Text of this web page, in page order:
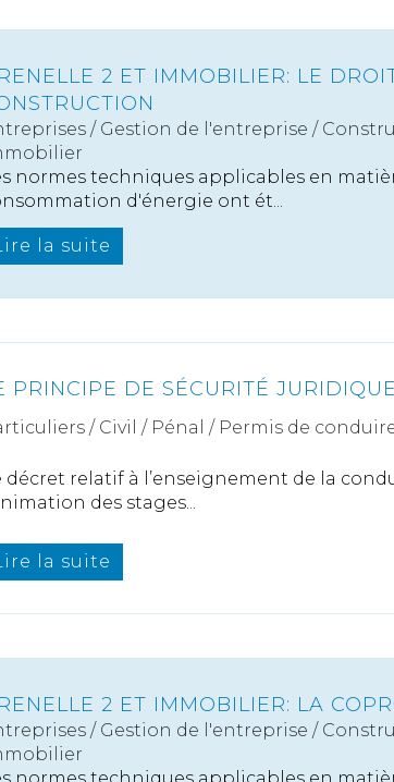
2 ET IMMOBILIER: LE
/ Gestion de l'entreprise /
normes techniques applicables en
d'énergie ont ét...
la suite
PRINCIPE DE SÉCURITÉ JURIDIQUE
/ Civil / Pénal / Permis de
décret relatif à l’enseignement de la
des stages...
la suite
2 ET IMMOBILIER: LA
/ Gestion de l'entreprise /
normes techniques applicables en